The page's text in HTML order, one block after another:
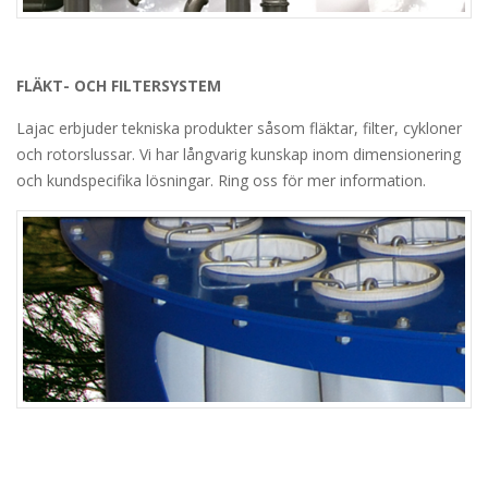
FLÄKT- OCH FILTERSYSTEM
Lajac erbjuder tekniska produkter såsom fläktar, filter, cykloner
och rotorslussar. Vi har långvarig kunskap inom dimensionering
och kundspecifika lösningar. Ring oss för mer information.